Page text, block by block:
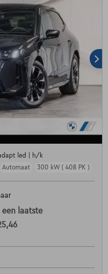
led | h/k
Automaat 300 kW ( 408 PK )
een laatste